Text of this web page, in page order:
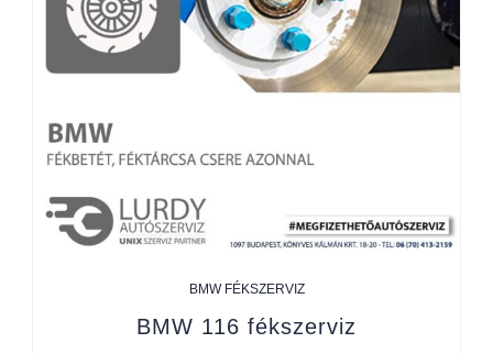
BMW FÉKSZERVIZ
BMW 116 fékszerviz